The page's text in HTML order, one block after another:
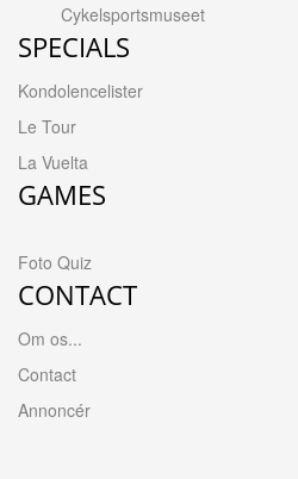
Cykelsportsmuseet
SPECIALS
Kondolencelister
Le Tour
La Vuelta
GAMES
Foto Quiz
CONTACT
Om os...
Contact
Annoncér